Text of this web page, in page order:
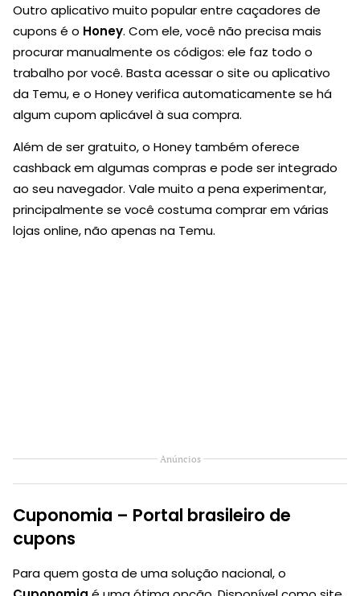
Outro aplicativo muito popular entre caçadores de
cupons é o Honey. Com ele, você não precisa mais
procurar manualmente os códigos: ele faz todo o
trabalho por você. Basta acessar o site ou aplicativo
da Temu, e o Honey verifica automaticamente se há
algum cupom aplicável à sua compra.
Além de ser gratuito, o Honey também oferece
cashback em algumas compras e pode ser integrado
ao seu navegador. Vale muito a pena experimentar,
principalmente se você costuma comprar em várias
lojas online, não apenas na Temu.
Anúncios
Cuponomia – Portal brasileiro de
cupons
Para quem gosta de uma solução nacional, o